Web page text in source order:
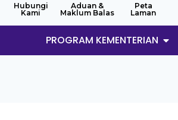
Hubungi
Kami
Aduan &
Maklum Balas
Peta
Laman
PROGRAM KEMENTERIAN